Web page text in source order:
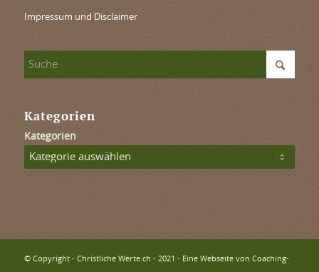
Impressum und Disclaimer
Kategorien
Kategorien
© Copyright - Christliche Werte.ch - 2021 - Eine Webseite von Coaching-